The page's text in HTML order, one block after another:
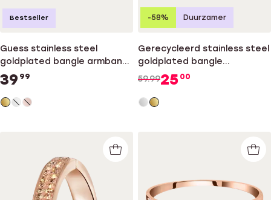
Guess stainless steel
goldplated bangle armband
Heart
39 99
Bestseller
Gerecycleerd stainless steel
goldplated bangle
surinaamse mattenklopper
59.9925 00
-58% Duurzamer